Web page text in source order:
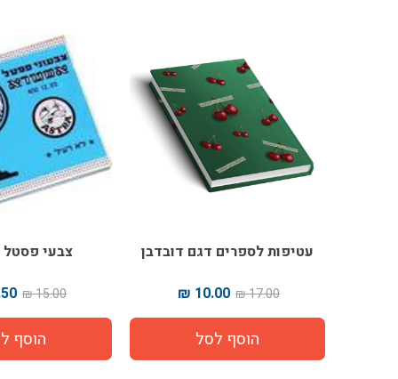
עטיפות לספרים דגם דובדבן
17.00 ₪
10.00 ₪
צבעי
15.00 ₪
₪